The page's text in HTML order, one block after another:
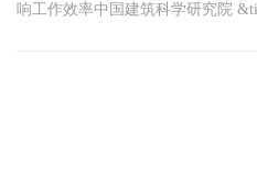
响工作效率中国建筑科学研究院